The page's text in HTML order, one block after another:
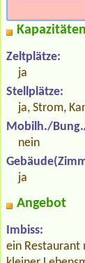
Kapazitäten
Zeltplätze:
ja
Stellplätze:
ja, Strom,
Mobilh./
nein
ja
Angebot
Imbiss:
ein Restaurant